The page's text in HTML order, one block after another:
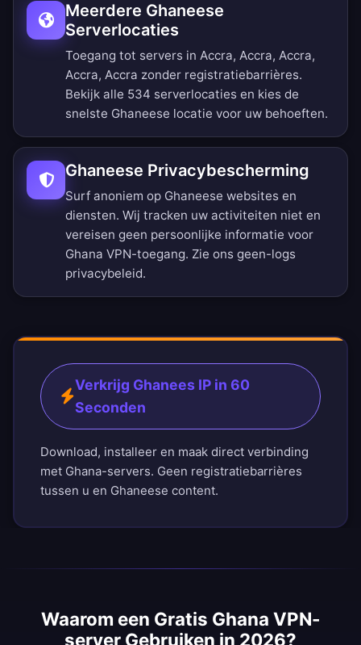
Meerdere Ghaneese
Serverlocaties
Toegang tot servers in Accra, Accra, Accra,
Accra, Accra zonder registratiebarrières.
Bekijk alle 534 serverlocaties en kies de
snelste Ghaneese locatie voor uw behoeften.
Ghaneese Privacybescherming
Surf anoniem op Ghaneese websites en
diensten. Wij tracken uw activiteiten niet en
vereisen geen persoonlijke informatie voor
Ghana VPN-toegang. Zie ons geen-logs
privacybeleid.
Verkrijg Ghanees IP in 60
Seconden
Download, installeer en maak direct verbinding
met Ghana-servers. Geen registratiebarrières
tussen u en Ghaneese content.
Waarom een Gratis Ghana VPN-
server Gebruiken in 2026?